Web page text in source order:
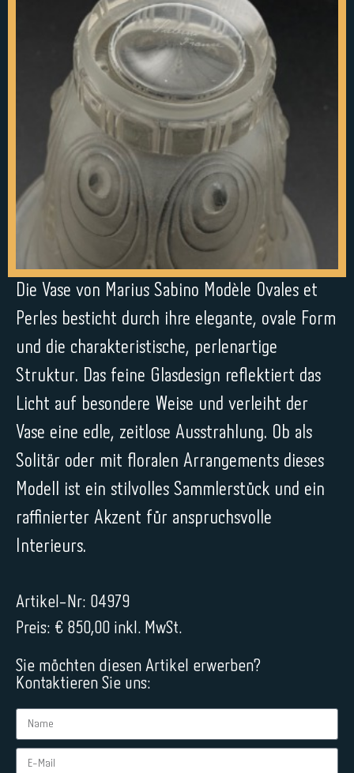
Die Vase von Marius Sabino Modèle Ovales et
Perles besticht durch ihre elegante, ovale Form
und die charakteristische, perlenartige
Struktur. Das feine Glasdesign reflektiert das
Licht auf besondere Weise und verleiht der
Vase eine edle, zeitlose Ausstrahlung. Ob als
Solitär oder mit floralen Arrangements dieses
Modell ist ein stilvolles Sammlerstück und ein
raffinierter Akzent für anspruchsvolle
Interieurs.
Artikel-Nr: 04979
Preis: € 850,00 inkl. MwSt.
Sie möchten diesen Artikel erwerben?
Kontaktieren Sie uns: